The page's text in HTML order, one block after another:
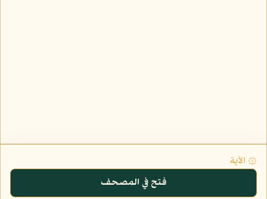
۞ الآية
فتح في المصحف